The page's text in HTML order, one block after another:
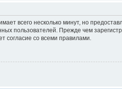
всего несколько минут, но
пользователей. Прежде чем
согласие со всеми правилами.